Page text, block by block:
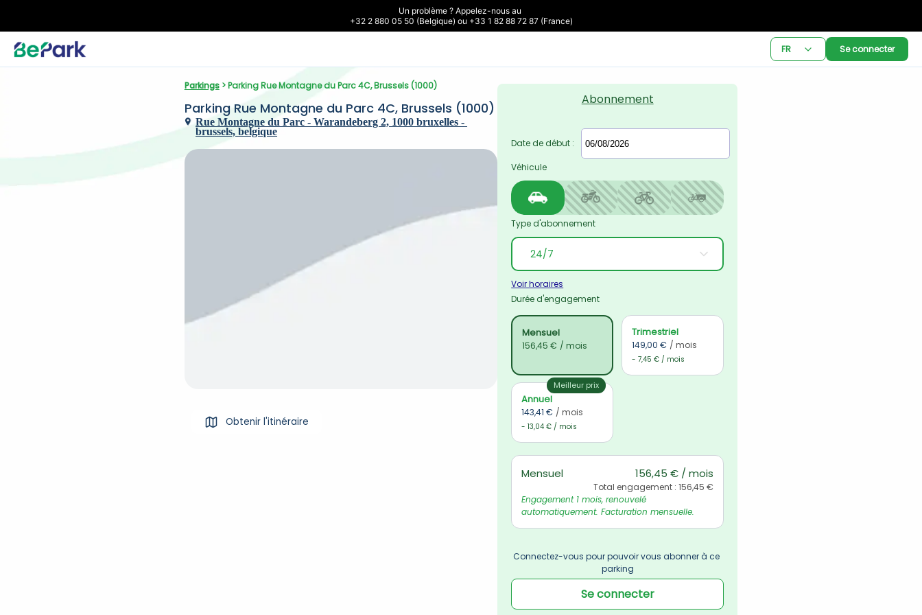
Un problème ? Appelez-nous au
+32 2 880 05 50 (Belgique) ou +33 1 82 88 72 87 (France)
FR Se connecter
Parkings > Parking Rue Montagne du Parc 4C, Brussels (1000)
Parking Rue Montagne du Parc 4C, Brussels (1000)
Rue Montagne du Parc - Warandeberg 2, 1000 bruxelles -
brussels, belgique
Obtenir l'itinéraire
Abonnement
Date de début :
Véhicule
Type d'abonnement
Voir horaires
Durée d'engagement
Mensuel
156,45 € / mois
Trimestriel
149,00 € / mois
- 7,45 € / mois
Meilleur prix
Annuel
143,41 € / mois
- 13,04 € / mois
Mensuel 156,45 € / mois
Total engagement : 156,45 €
Engagement 1 mois, renouvelé
automatiquement. Facturation mensuelle.
Connectez-vous pour pouvoir vous abonner à ce
parking
Se connecter